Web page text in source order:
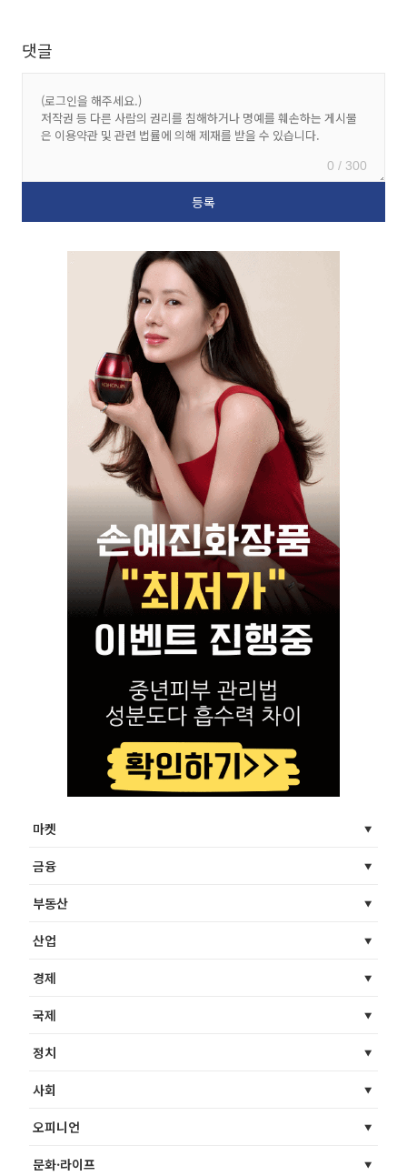
댓글
0 / 300
마켓
금융
부동산
산업
경제
국제
정치
사회
오피니언
문화·라이프